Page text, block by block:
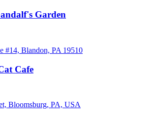
Garden
#14, Blandon, PA 19510
Cafe
Bloomsburg, PA, USA